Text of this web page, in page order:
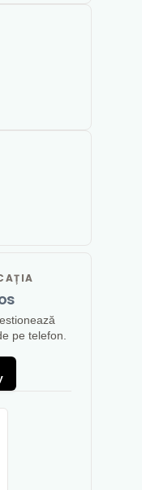
pe telefon.